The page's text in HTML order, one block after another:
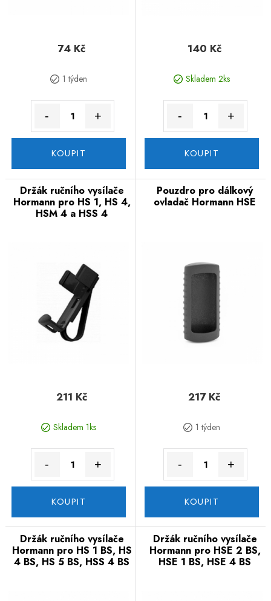
74 Kč
1 týden
- +
KOUPIT
140 Kč
Skladem 2ks
- +
KOUPIT
Držák ručního vysílače
Hormann pro HS 1, HS 4,
HSM 4 a HSS 4
211 Kč
Skladem 1ks
- +
KOUPIT
Pouzdro pro dálkový
ovladač Hormann HSE
217 Kč
1 týden
- +
KOUPIT
Držák ručního vysílače
Hormann pro HS 1 BS, HS
4 BS, HS 5 BS, HSS 4 BS
Držák ručního vysílače
Hormann pro HSE 2 BS,
HSE 1 BS, HSE 4 BS